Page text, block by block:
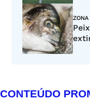
ZONA